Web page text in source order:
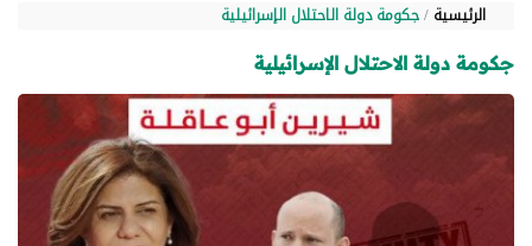
الرئيسية جكومة دولة الاحتلال الإسرائيلية
جكومة دولة الاحتلال الإسرائيلية